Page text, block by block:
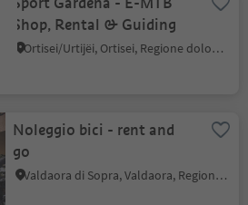
Shop, Rental & Guiding
Ortisei/Urtijëi, Ortisei, Regione dolomitica Val Gardena
Noleggio bici - rent and
go
Valdaora di Sopra, Valdaora, Regione dolomitica Plan de Corones